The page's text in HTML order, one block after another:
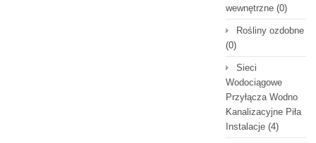
wewnętrzne (0)
Rośliny ozdobne
(0)
Sieci
Wodociągowe
Przyłącza Wodno
Kanalizacyjne Piła
Instalacje (4)